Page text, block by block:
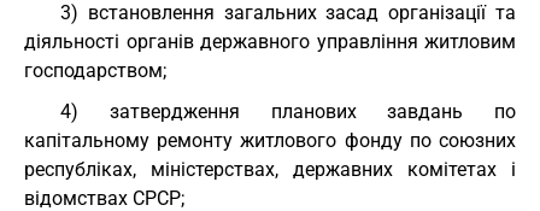
3) встановлення загальних засад організації та
діяльності органів державного управління житловим
господарством;
4) затвердження планових завдань по
капітальному ремонту житлового фонду по союзних
республіках, міністерствах, державних комітетах і
відомствах СРСР;